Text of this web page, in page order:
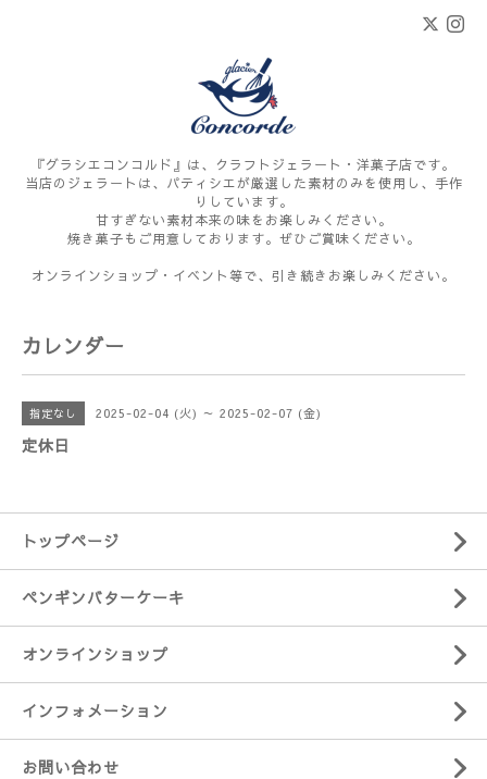
『グラシエコンコルド』は、クラフトジェラート・洋菓子店です。
当店のジェラートは、パティシエが厳選した素材のみを使用し、手作
りしています。
甘すぎない素材本来の味をお楽しみください。
焼き菓子もご用意しております。ぜひご賞味ください。
オンラインショップ・イベント等で、引き続きお楽しみください。
カレンダー
指定なし 2025-02-04 (火) ～ 2025-02-07 (金)
定休日
トップページ
ペンギンバターケーキ
オンラインショップ
インフォメーション
お問い合わせ